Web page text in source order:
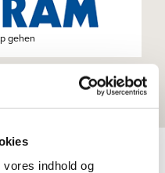
indhold og
gehen